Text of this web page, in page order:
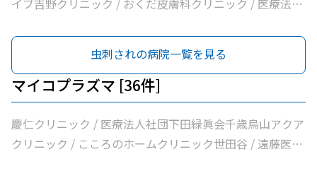
ク / ヒロクリニック / 南烏山クリニック / Ｋメディカルク
リニック / 医療法人社団リバイブ吉野クリニック / しまだ
クリニック / 千歳烏山駅前内科・糖尿病クリニック / ヨシ
ダ消化器内科クリニック / 医療法人社団永研会ちとせクリ
ニック / 古谷医院 / 世田谷区医師会付属烏山診療所 / 交番
通り歯科 / 医療法人社団小島整形外科医院 / 杉浦クリニッ
イブ吉野クリニック / おくだ皮膚科クリニック / 医療法人
/ みずき皮膚科
虫刺されの病院一覧を見る
マイコプラズマ [36件]
慶仁クリニック / 医療法人社団下田緑眞会千歳烏山アクア
クリニック / こころのホームクリニック世田谷 / 遠藤医院